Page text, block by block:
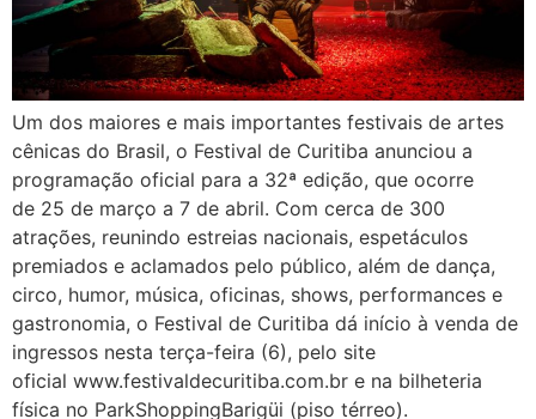
Um dos maiores e mais importantes festivais de artes
cênicas do Brasil, o Festival de Curitiba anunciou a
programação oficial para a 32ª edição, que ocorre
de 25 de março a 7 de abril. Com cerca de 300
atrações, reunindo estreias nacionais, espetáculos
premiados e aclamados pelo público, além de dança,
circo, humor, música, oficinas, shows, performances e
gastronomia, o Festival de Curitiba dá início à venda de
ingressos nesta terça-feira (6), pelo site
oficial www.festivaldecuritiba.com.br e na bilheteria
física no ParkShoppingBarigüi (piso térreo).